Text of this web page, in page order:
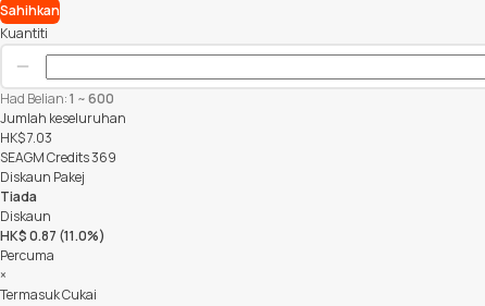
Sahihkan
Kuantiti
Had Belian:1 ~600
Jumlah keseluruhan
HK$7.03
SEAGM Credits369
Diskaun Pakej
Tiada
Diskaun
HK$ 0.87 (11.0%)
Percuma
×
Termasuk Cukai